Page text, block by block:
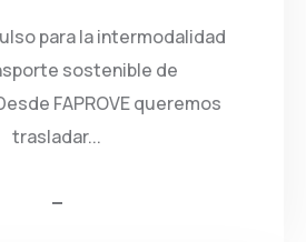
para la intermodalidad
sostenible de
FAPROVE queremos
trasladar...